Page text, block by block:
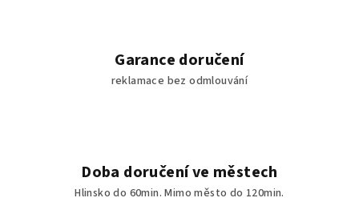
Garance doručení
reklamace bez odmlouvání
Doba doručení ve městech
Hlinsko do 60min. Mimo město do 120min.